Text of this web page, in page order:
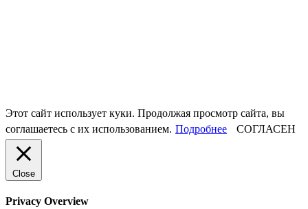
Этот сайт использует куки. Продолжая просмотр сайта, вы
соглашаетесь с их использованием. Подробнее СОГЛАСЕН
Close
Privacy Overview